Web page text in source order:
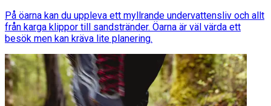
På öarna kan du uppleva ett myllrande undervattensliv och allt
från karga klippor till sandstränder. Öarna är väl värda ett
besök men kan kräva lite planering.